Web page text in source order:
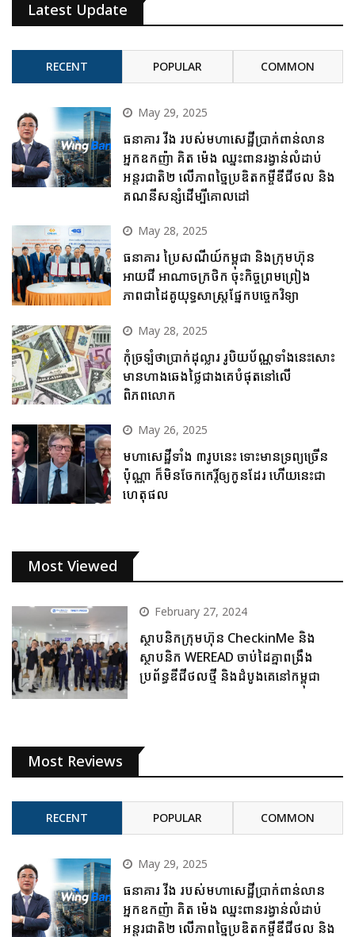
Latest Update
RECENT POPULAR COMMON
May 29, 2025
ធនាគារ វីង របស់មហាសេដ្ឋីប្រាក់ពាន់លាន
អ្នកឧកញ៉ា គិត ម៉េង ឈ្នះពានរង្វាន់លំដាប់
អន្តរជាតិ២ លើភាពច្នៃប្រឌិតកម្ចីឌីជីថល និង
គណនីសន្សំដើម្បីគោលដៅ
May 28, 2025
ធនាគារ ប្រៃសណីយ៍កម្ពុជា និងក្រុមហ៊ុន
អាយជី អាណាចក្រថិក ចុះកិច្ចព្រមព្រៀង
ភាពជាដៃគូយុទ្ធសាស្ត្រផ្នែកបច្ចេកវិទ្យា
May 28, 2025
កុំច្រឡំថាប្រាក់ដុល្លារ រូបិយប័ណ្ណទាំងនេះសោះ
មានហាងឆេងថ្លៃជាងគេបំផុតនៅលើ
ពិភពលោក
May 26, 2025
មហាសេដ្ឋីទាំង ៣រូបនេះ ទោះមានទ្រព្យច្រើន
ប៉ុណ្ណា ក៏មិនចែកកេរ្តិ៍ឲ្យកូនដែរ ហើយនេះជា
ហេតុផល
Most Viewed
February 27, 2024
ស្ថាបនិកក្រុមហ៊ុន CheckinMe និង
ស្ថាបនិក WEREAD ចាប់ដៃគ្នាពង្រឹង
ប្រព័ន្ធឌីជីថលថ្មី និងដំបូងគេនៅកម្ពុជា
Most Reviews
RECENT POPULAR COMMON
May 29, 2025
ធនាគារ វីង របស់មហាសេដ្ឋីប្រាក់ពាន់លាន
អ្នកឧកញ៉ា គិត ម៉េង ឈ្នះពានរង្វាន់លំដាប់
អន្តរជាតិ២ លើភាពច្នៃប្រឌិតកម្ចីឌីជីថល និង